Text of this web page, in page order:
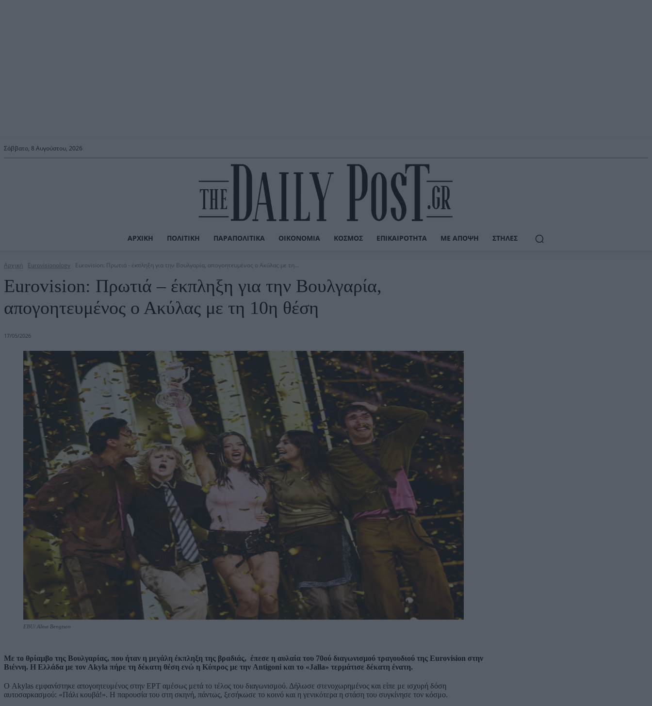
Σάββατο, 8 Αυγούστου, 2026
ΑΡΧΙΚΉ ΠΟΛΙΤΙΚΉ ΠΑΡΑΠΟΛΙΤΙΚΆ ΟΙΚΟΝΟΜΊΑ ΚΌΣΜΟΣ ΕΠΙΚΑΙΡΌΤΗΤΑ ΜΕ ΆΠΟΨΗ ΣΤΉΛΕΣ
Αρχική Eurovisionology Eurovision: Πρωτιά - έκπληξη για την Βουλγαρία, απογοητευμένος ο Ακύλας με τη...
Eurovision: Πρωτιά – έκπληξη για την Βουλγαρία,
απογοητευμένος ο Ακύλας με τη 10η θέση
17/05/2026
EBU/ Alma Bengtson
Με το θρίαμβο της Βουλγαρίας, που ήταν η μεγάλη έκπληξη της βραδιάς, έπεσε η αυλαία του 70ού διαγωνισμού τραγουδιού της Eurovision στην
Βιέννη. Η Ελλάδα με τον Akyla πήρε τη δέκατη θέση ενώ η Κύπρος με την Antigoni και το «Jalla» τερμάτισε δέκατη ένατη.
Ο Akylas εμφανίστηκε απογοητευμένος στην ΕΡΤ αμέσως μετά το τέλος του διαγωνισμού. Δήλωσε στενοχωρημένος και είπε με ισχυρή δόση
αυτοσαρκασμού: «Πάλι κουβά!». Η παρουσία του στη σκηνή, πάντως, ξεσήκωσε το κοινό και η γενικότερα η στάση του συγκίνησε τον κόσμο.